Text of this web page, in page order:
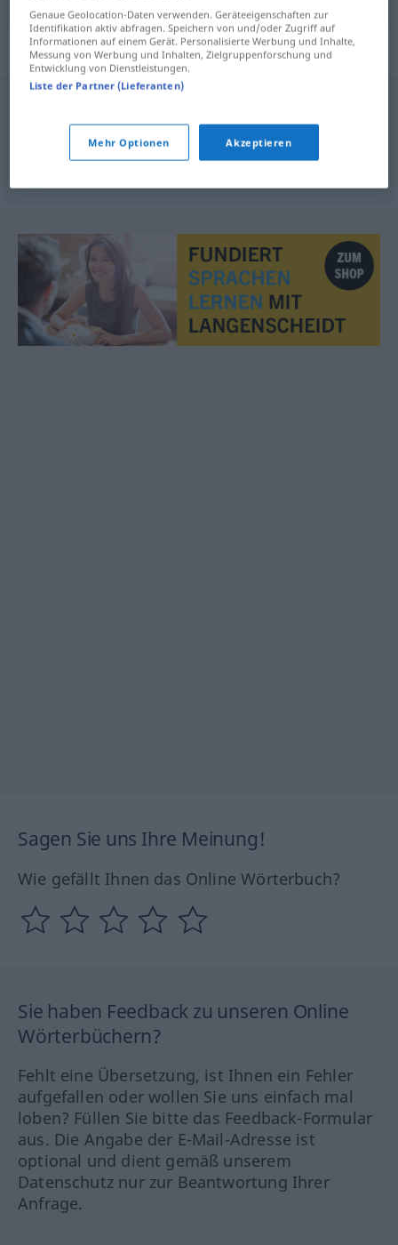
Synonyme für "gebrauchen"
(Betriebsart ...) fahren einsetzen
Sagen Sie uns Ihre Meinung!
Wie gefällt Ihnen das Online Wörterbuch?
Sie haben Feedback zu unseren Online
Wörterbüchern?
Fehlt eine Übersetzung, ist Ihnen ein Fehler
aufgefallen oder wollen Sie uns einfach mal
loben? Füllen Sie bitte das Feedback-Formular
aus. Die Angabe der E-Mail-Adresse ist
optional und dient gemäß unserem
Datenschutz nur zur Beantwortung Ihrer
Anfrage.
Genaue Geolocation-Daten verwenden. Geräteeigenschaften zur
Identifikation aktiv abfragen. Speichern von und/oder Zugriff auf
Informationen auf einem Gerät. Personalisierte Werbung und Inhalte,
Messung von Werbung und Inhalten, Zielgruppenforschung und
Entwicklung von Dienstleistungen.
Liste der Partner (Lieferanten)
Mehr Optionen Akzeptieren